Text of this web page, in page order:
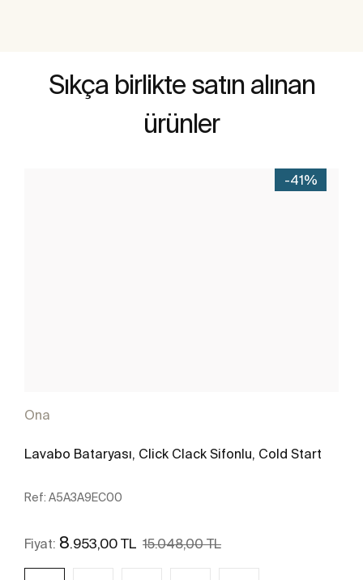
Sıkça birlikte satın alınan
ürünler
-41%
Ona
Lavabo Bataryası, Click Clack Sifonlu, Cold Start
Ref: A5A3A9EC00
Fiyat: 8.953,00 TL 15.048,00 TL